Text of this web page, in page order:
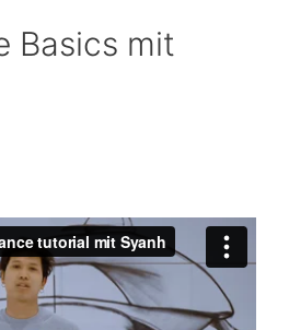
Basics mit